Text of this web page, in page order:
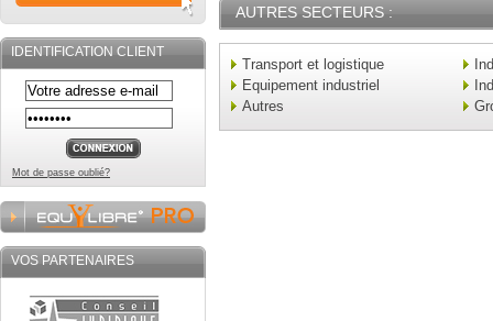
IDENTIFICATION CLIENT
Mot de passe oublié?
VOS PARTENAIRES
AUTRES SECTEURS :
Transport et logistique
Equipement industriel
Autres